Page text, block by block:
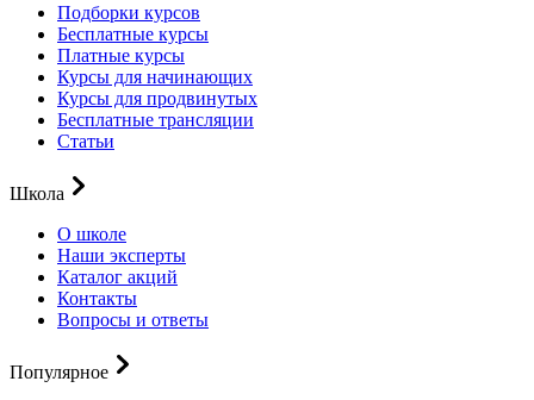
Подборки курсов
Бесплатные курсы
Платные курсы
Курсы для начинающих
Курсы для продвинутых
Бесплатные трансляции
Статьи
Школа
О школе
Наши эксперты
Каталог акций
Контакты
Вопросы и ответы
Популярное